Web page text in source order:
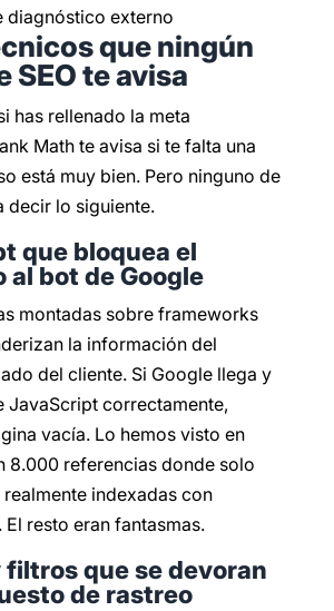
que ningún
SEO te avisa
has rellenado la meta
Math te avisa si te falta una
está muy bien. Pero ninguno de
decir lo siguiente.
que bloquea el
al bot de Google
montadas sobre frameworks
la información del
del cliente. Si Google llega y
JavaScript correctamente,
vacía. Lo hemos visto en
8.000 referencias donde solo
realmente indexadas con
resto eran fantasmas.
filtros que se devoran
de rastreo